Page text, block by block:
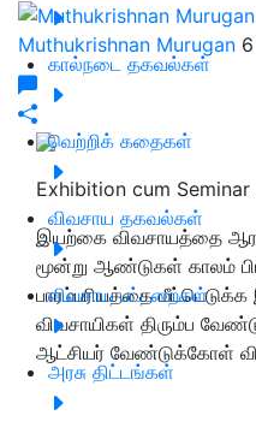
கால்நடை தகவல்கள்
வெற்றிக் கதைகள்
விவசாய தகவல்கள்
விவசாய பட்டறைகள்
அரசு திட்டங்கள்
Muthukrishnan Murugan
Exhibition cum
இயற்கை விவசாயத்தை
மூன்று ஆண்டுகள் காலம்
பாரம்பரியத்தை
விவசாயிகள் திரும்ப
ஆட்சியர் வேண்டுக்கோள்